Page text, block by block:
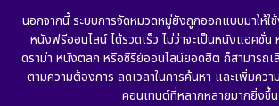
นอกจากนี้ ระบบการจัดหมวดหมู่ยังถูกออกแบบมาให้ใ
หนังฟรีออนไลน์ ได้รวดเร็ว ไม่ว่าจะเป็นหนังแอคชั่
ดราม่า หนังตลก หรือซีรีย์ออนไลน์ยอดฮิต ก็สามารถ
ตามความต้องการ ลดเวลาในการค้นหา และเพิ่มควา
คอนเทนต์ที่หลากหลายมากยิ่งขึ้น